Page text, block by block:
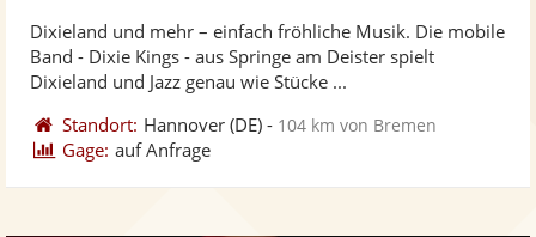
Fotos
5
Dixieland und mehr – einfach fröhliche Musik. Die mobile
Band - Dixie Kings - aus Springe am Deister spielt
Dixieland und Jazz genau wie Stücke ...
Standort: Hannover (DE) - 104 km von Bremen
Gage: auf Anfrage